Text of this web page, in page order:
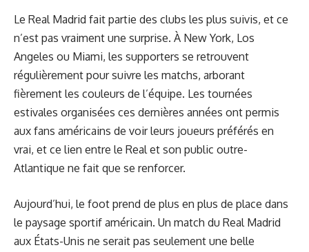
Le Real Madrid fait partie des clubs les plus suivis, et ce
n’est pas vraiment une surprise. À New York, Los
Angeles ou Miami, les supporters se retrouvent
régulièrement pour suivre les matchs, arborant
fièrement les couleurs de l’équipe. Les tournées
estivales organisées ces dernières années ont permis
aux fans américains de voir leurs joueurs préférés en
vrai, et ce lien entre le Real et son public outre-
Atlantique ne fait que se renforcer.
Aujourd’hui, le foot prend de plus en plus de place dans
le paysage sportif américain. Un match du Real Madrid
aux États-Unis ne serait pas seulement une belle